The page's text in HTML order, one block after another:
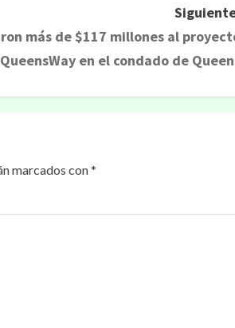
más de $117 millones al
QueensWay en el condado de
marcados con*